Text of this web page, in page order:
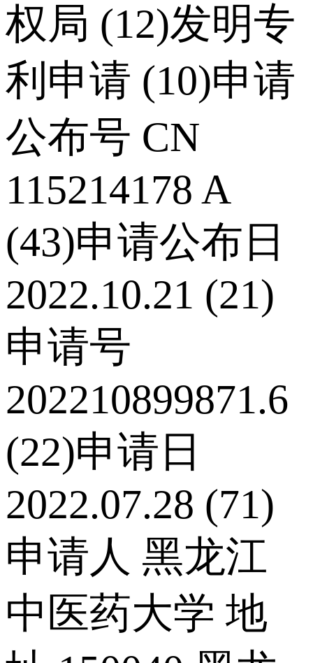
权局 (12)发明专
利申请 (10)申请
公布号 CN
115214178 A
(43)申请公布日
2022.10.21 (21)
申请号
202210899871.6
(22)申请日
2022.07.28 (71)
申请人 黑龙江
中医药大学 地